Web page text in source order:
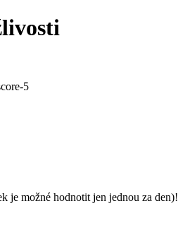
je možné hodnotit jen jednou za den)!